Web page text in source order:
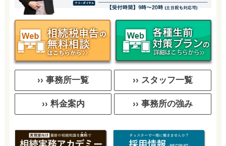
›› 事務所一覧 ›› スタッフ一覧
›› 料金案内 ›› 事務所の強み